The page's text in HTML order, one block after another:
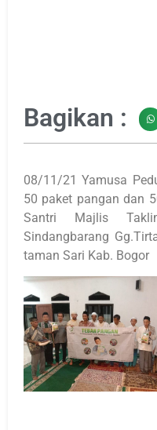
Bagikan :
08/11/21 Yamusa
50 paket pangan dan
Santri Majlis
Sindangbarang
taman Sari Kab. Bogor